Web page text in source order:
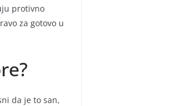
protivno
za gotovo u
da je to san,